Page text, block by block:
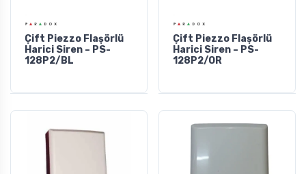
Çift Piezzo Flaşörlü
Harici Siren – PS-
128P2/BL
Çift Piezzo Flaşörlü
Harici Siren – PS-
128P2/OR